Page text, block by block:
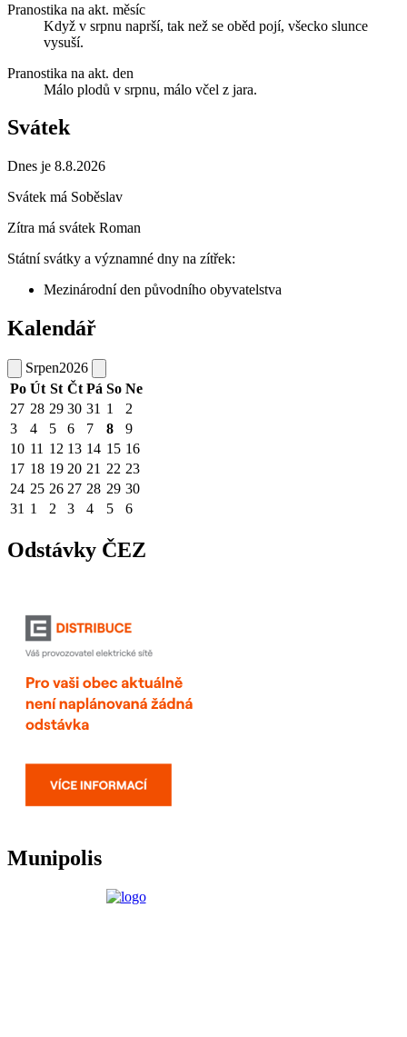
Pranostika na akt. měsíc
Když v srpnu naprší, tak než se oběd pojí, všecko slunce
vysuší.
Pranostika na akt. den
Málo plodů v srpnu, málo včel z jara.
Svátek
Dnes je 8.8.2026
Svátek má Soběslav
Zítra má svátek Roman
Státní svátky a významné dny na zítřek:
Mezinárodní den původního obyvatelstva
Kalendář
Srpen2026
Po Út St Čt Pá So Ne
27 28 29 30 31 1
2
3
4 5 6 7 8
9
10 11 12 13 14 15 16
17 18 19 20 21 22 23
24 25 26 27 28 29 30
31 1 2 3 4 5 6
Odstávky ČEZ
Munipolis